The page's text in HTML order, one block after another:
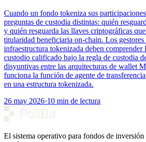
Cuando un fondo tokeniza sus
preguntas de custodia distintas: quién
y quién resguarda las llaves criptográficas
titularidad beneficiaria on-chain. Los
infraestructura tokenizada deben comprender
custodio calificado bajo la regla de custodia
disyuntivas entre las arquitecturas de wallet
funciona la función de agente de
en una estructura tokenizada.
26 may 2026·10 min de lectura
El sistema operativo para fondos de